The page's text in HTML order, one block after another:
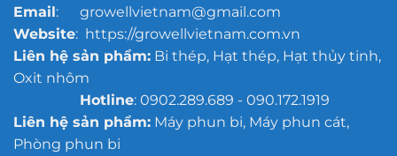
Email: growellvietnam@gmail.com
Website: https://growellvietnam.com.vn
Liên hệ sản phẩm:Bi thép, Hạt thép, Hạt thủy tinh,
Oxit nhôm
Hotline: 0902.289.689 - 090.172.1919
Liên hệ sản phẩm:Máy phun bi, Máy phun cát,
Phòng phun bi